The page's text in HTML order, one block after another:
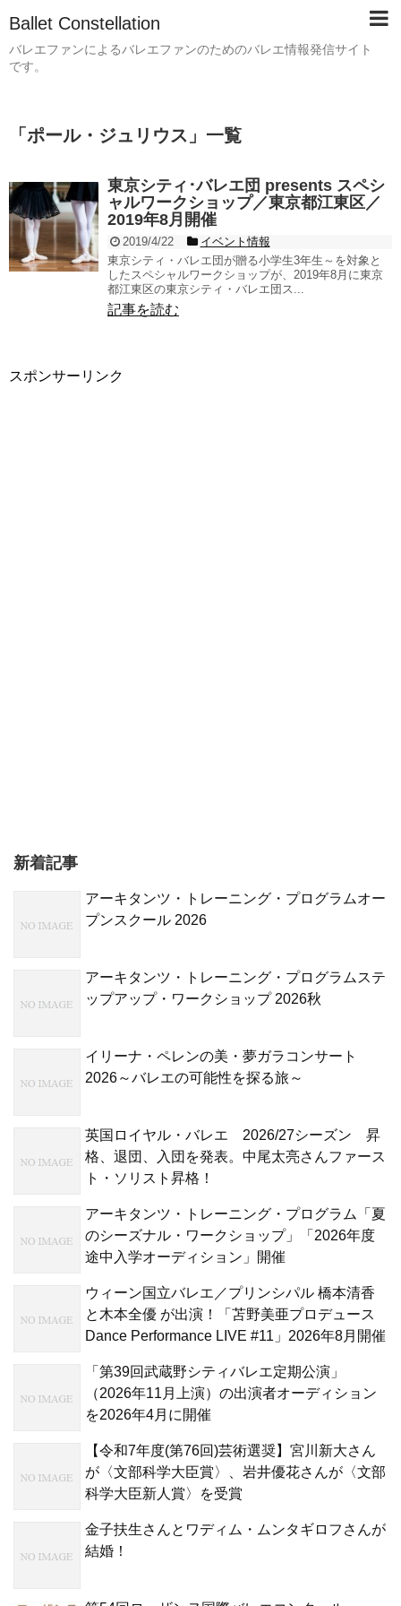
Ballet Constellation
バレエファンによるバレエファンのためのバレエ情報発信サイト
です。
「 ポール・ジュリウス 」 一覧
東京シティ･バレエ団 presents スペシ
ャルワークショップ／東京都江東区／
2019年8月開催
2019/4/22
イベント情報
東京シティ・バレエ団が贈る小学生3年生～を対象と
したスペシャルワークショップが、2019年8月に東京
都江東区の東京シティ・バレエ団ス...
記事を読む
スポンサーリンク
新着記事
アーキタンツ・トレーニング・プログラムオー
プンスクール 2026
アーキタンツ・トレーニング・プログラムステ
ップアップ・ワークショップ 2026秋
イリーナ・ペレンの美・夢ガラコンサート
2026～バレエの可能性を探る旅～
英国ロイヤル・バレエ 2026/27シーズン 昇
格、退団、入団を発表。中尾太亮さんファース
ト・ソリスト昇格！
アーキタンツ・トレーニング・プログラム「夏
のシーズナル・ワークショップ」「2026年度
途中入学オーディション」開催
ウィーン国立バレエ／プリンシパル 橋本清香
と木本全優 が出演！「苫野美亜プロデュース
Dance Performance LIVE #11」2026年8月開催
「第39回武蔵野シティバレエ定期公演」
（2026年11月上演）の出演者オーディション
を2026年4月に開催
【令和7年度(第76回)芸術選奨】宮川新大さん
が〈文部科学大臣賞〉、岩井優花さんが〈文部
科学大臣新人賞〉を受賞
金子扶生さんとワディム・ムンタギロフさんが
結婚！